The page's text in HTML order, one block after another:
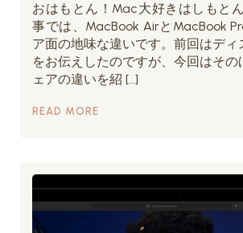
おはもとん！Mac大好きはしもと
事では、MacBook AirとMacBook
ア面の地味な違いです。前回はディ
をお伝えしたのですが、今回はその
ェアの違いを紹 […]
READ MORE